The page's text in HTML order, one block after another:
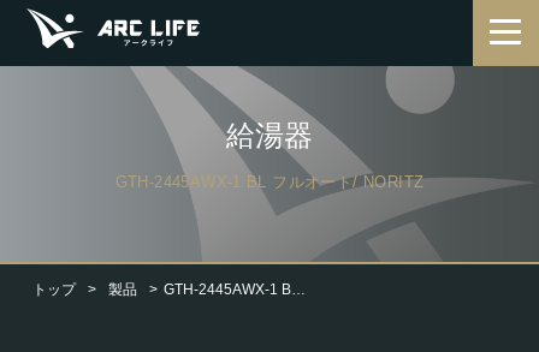
トップ 製品 GTH-2445AWX-1 BL フルオート
給湯器
GTH-2445AWX-1 BL フルオート/ NORITZ